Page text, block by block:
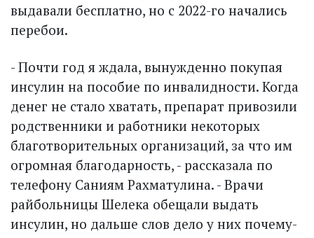
выдавали бесплатно, но с 2022-го начались
перебои.
- Почти год я ждала, вынужденно покупая
инсулин на пособие по инвалидности. Когда
денег не стало хватать, препарат привозили
родственники и работники некоторых
благотворительных организаций, за что им
огромная благодарность, - рассказала по
телефону Саниям Рахматулина. - Врачи
райбольницы Шелека обещали выдать
инсулин, но дальше слов дело у них почему-